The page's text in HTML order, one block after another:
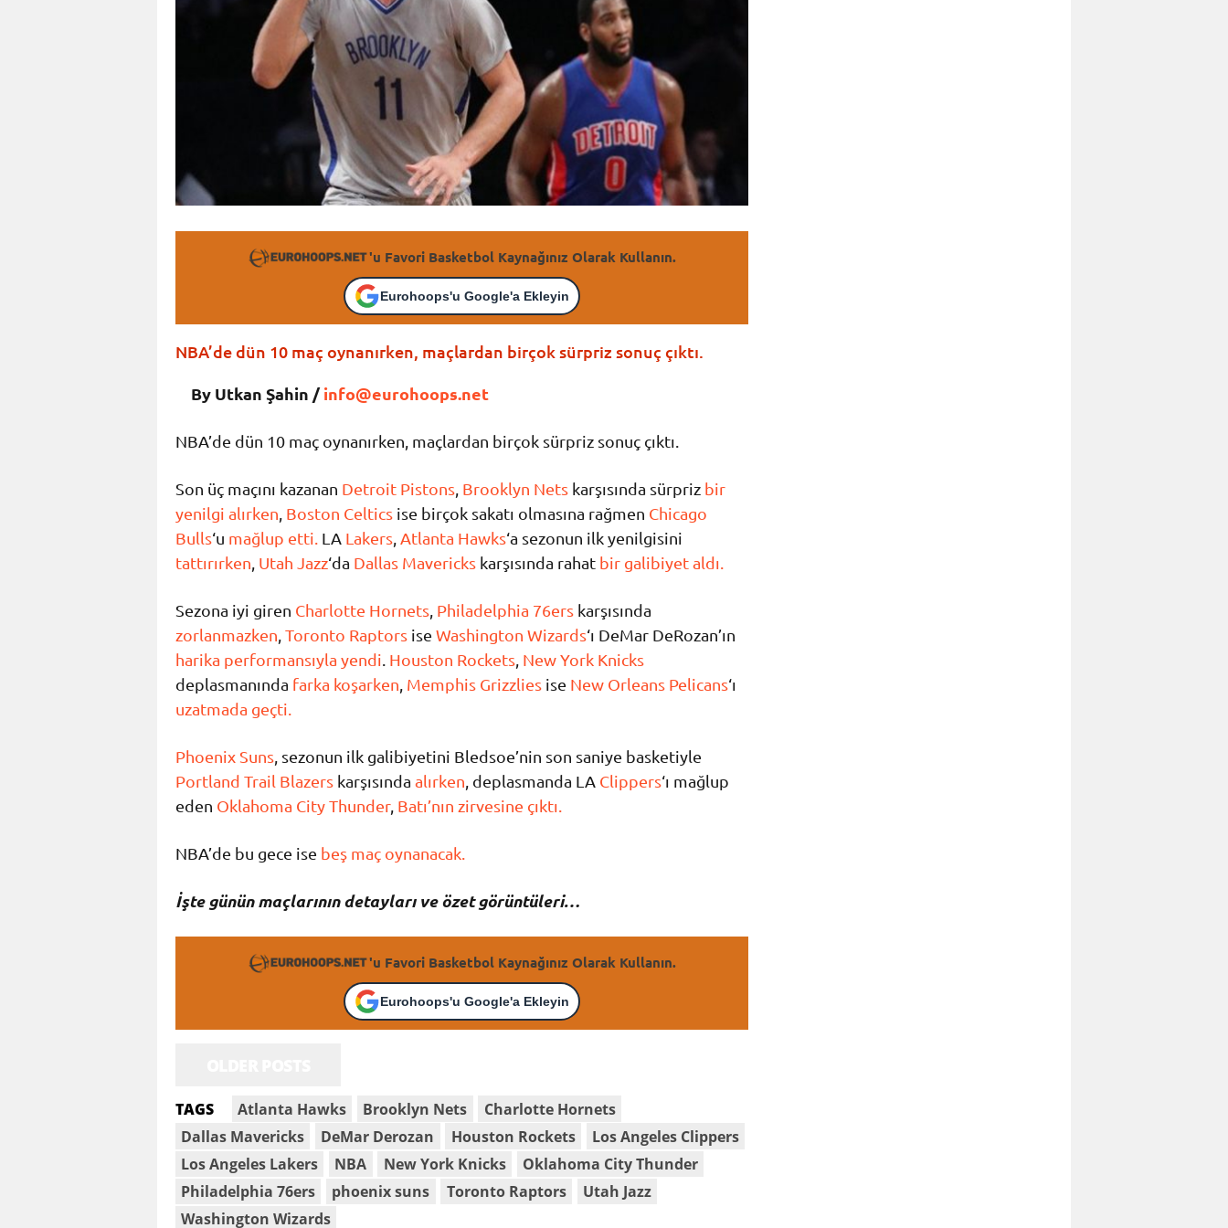
'u Favori Basketbol Kaynağınız Olarak Kullanın.
Eurohoops'u Google'a Ekleyin
NBA’de dün 10 maç oynanırken, maçlardan birçok sürpriz sonuç çıktı.
By Utkan Şahin /info@eurohoops.net
NBA’de dün 10 maç oynanırken, maçlardan birçok sürpriz sonuç çıktı.
Son üç maçını kazanan Detroit Pistons Brooklyn Nets karşısında sürpriz bir
yenilgi alırken Boston Celtics ise birçok sakatı olmasına rağmen Chicago
Bulls‘u mağlup etti. LA Lakers Atlanta Hawks‘a sezonun ilk yenilgisini
tattırırken Utah Jazz‘da Dallas Mavericks karşısında rahat bir galibiyet aldı.
Sezona iyi giren Charlotte Hornets Philadelphia 76ers karşısında
zorlanmazken Toronto Raptors ise Washington Wizards‘ı DeMar DeRozan’ın
harika performansıyla yendi Houston Rockets New York Knicks
deplasmanında farka koşarken Memphis Grizzlies ise New Orleans Pelicans‘ı
uzatmada geçti.
Phoenix Suns , sezonun ilk galibiyetini Bledsoe’nin son saniye basketiyle
Portland Trail Blazers karşısında alırken , deplasmanda LA Clippers‘ı mağlup
eden Oklahoma City Thunder, Batı’nın zirvesine çıktı.
NBA’de bu gece ise beş maç oynanacak.
İşte günün maçlarının detayları ve özet görüntüleri…
'u Favori Basketbol Kaynağınız Olarak Kullanın.
Eurohoops'u Google'a Ekleyin
TAGS Atlanta Hawks Brooklyn Nets
Charlotte Hornets
Dallas Mavericks
DeMar Derozan Houston Rockets
Los Angeles Clippers
Los Angeles Lakers
NBA New York Knicks
Oklahoma City Thunder
Philadelphia 76ers
phoenix suns Toronto Raptors
Utah Jazz
Washington Wizards